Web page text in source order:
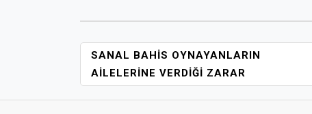
YAZI
GEZINMESI
SANAL BAHIS OYNAYANLARIN
AILELERINE VERDIĞI ZARAR